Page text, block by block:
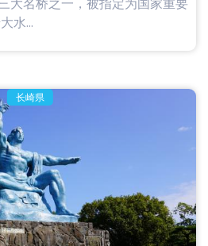
水...
长崎県